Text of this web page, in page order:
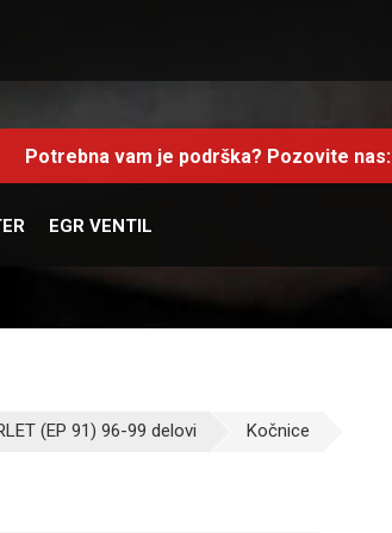
Potrebna vam je podrška? Pozovite nas:
EGR VENTIL
(EP 91) 96-99 delovi Kočnice